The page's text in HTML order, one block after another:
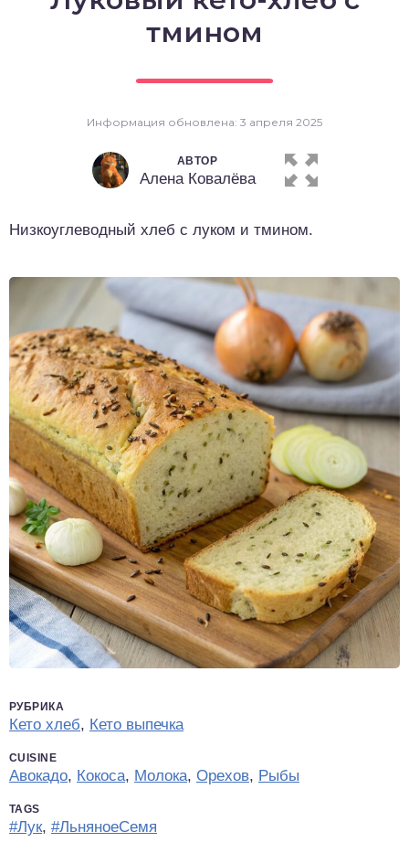
тмином
Информация обновлена: 3 апреля 2025
АВТОР
Алена Ковалёва
Низкоуглеводный хлеб с луком и тмином.
РУБРИКА
Кето хлеб, Кето выпечка
CUISINE
Авокадо, Кокоса, Молока, Орехов, Рыбы
TAGS
#Лук, #ЛьняноеСемя